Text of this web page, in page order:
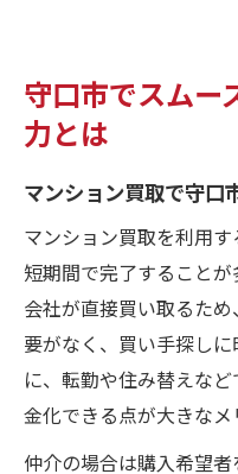
守口市でスムー
力とは
マンション買取で守口
マンション買取を利用
短期間で完了すること
会社が直接買い取るた
要がなく、買い手探し
に、転勤や住み替えな
金化できる点が大きなメ
仲介の場合は購入希望